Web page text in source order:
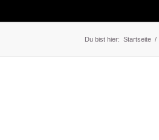
Du bist hier: Startseite /